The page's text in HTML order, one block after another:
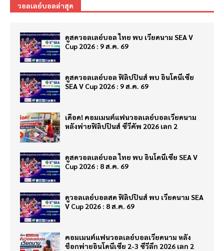
วอลเลย์บอลล่าสุด
ดูสดวอลเลย์บอล ไทย พบ เวียดนาม SEA V
Cup 2026 : 9 ส.ค. 69
ดูสดวอลเลย์บอล ฟิลิปปินส์ พบ อินโดนีเซีย
SEA V Cup 2026 : 9 ส.ค. 69
เดือด! คอมเมนต์แฟนวอลเลย์บอลเวียดนาม
หลังพ่ายฟิลิปปินส์ ซีวีคัพ 2026 เลก 2
ดูสดวอลเลย์บอล ไทย พบ อินโดนีเซีย SEA V
Cup 2026 : 8 ส.ค. 69
ดูวอลเลย์บอลสด ฟิลิปปินส์ พบ เวียดนาม SEA
V Cup 2026 : 8 ส.ค. 69
คอมเมนต์แฟนวอลเลย์บอลเวียดนาม หลัง
ช็อกพ่ายอินโดนีเซีย 2-3 ซีวีลีก 2026 เลก 2